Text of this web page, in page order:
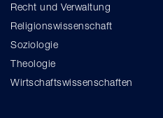
Recht und Verwaltung
Religionswissenschaft
Soziologie
Theologie
Wirtschaftswissenschaften